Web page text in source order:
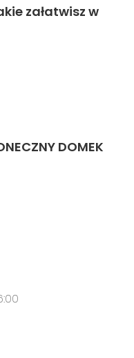
załatwisz w
DOMEK